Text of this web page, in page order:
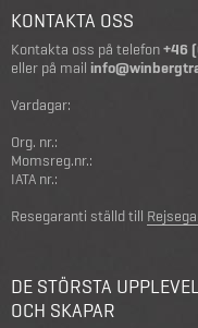
KONTAKTA OSS
Kontakta oss på telefon+46
eller på mail
Vardagar:
Org. nr.:
Momsreg.nr.:
IATA nr.:
Resegaranti ställd till
DE STÖRSTA
OCH SKAPAR